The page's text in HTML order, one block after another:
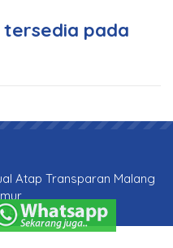
pada
Atap Transparan Malang
by Oketheme.com